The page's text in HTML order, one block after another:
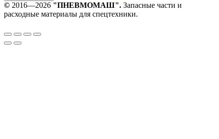
© 2016—2026 "ПНЕВМОМАШ". Запасные части и
расходные материалы для спецтехники.